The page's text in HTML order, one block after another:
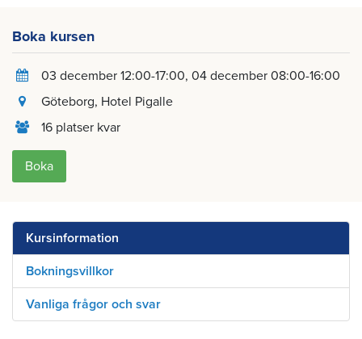
Boka kursen
03 december 12:00-17:00 04 december 08:00-16:00
Göteborg, Hotel Pigalle
16 platser kvar
Boka
Kursinformation
Bokningsvillkor
Vanliga frågor och svar